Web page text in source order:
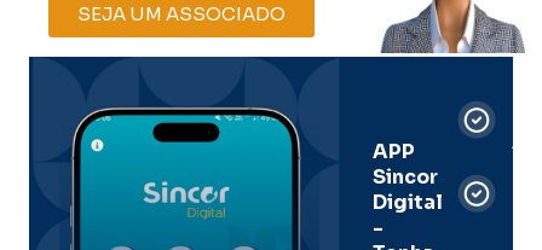
SEJA UM ASSOCIADO
APP
Sincor
Digital
-